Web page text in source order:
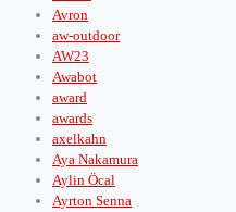
Avron
aw-outdoor
AW23
Awabot
award
awards
axelkahn
Aya Nakamura
Aylin Öcal
Ayrton Senna